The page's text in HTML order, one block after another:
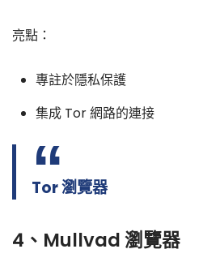
亮點：
專註於隱私保護
集成 Tor 網路的連接
Tor 瀏覽器
4、Mullvad 瀏覽器